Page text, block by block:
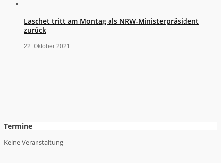
Laschet tritt am Montag als NRW-Ministerpräsident
zurück
22. Oktober 2021
Termine
Keine Veranstaltung